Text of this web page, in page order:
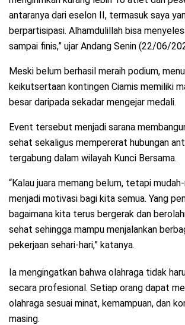
antaranya dari eselon II, termasuk saya
berpartisipasi. Alhamdulillah bisa
sampai finis,” ujar Andang Senin (22/06/
Meski belum berhasil meraih podium,
keikutsertaan kontingen Ciamis memiliki
besar daripada sekadar mengejar medali.
Event tersebut menjadi sarana
sehat sekaligus mempererat hubungan
tergabung dalam wilayah Kunci Bersama.
“Kalau juara memang belum, tetapi
menjadi motivasi bagi kita semua. Yang
bagaimana kita terus bergerak dan
sehat sehingga mampu menjalankan
pekerjaan sehari-hari,” katanya.
Ia mengingatkan bahwa olahraga tidak
secara profesional. Setiap orang dapat
olahraga sesuai minat, kemampuan, dan
masing.